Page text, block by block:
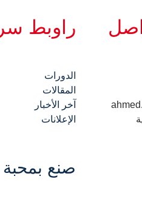
راوبط
الدورات
المقالات
آخر الأخبار
الإعلانات
صنع